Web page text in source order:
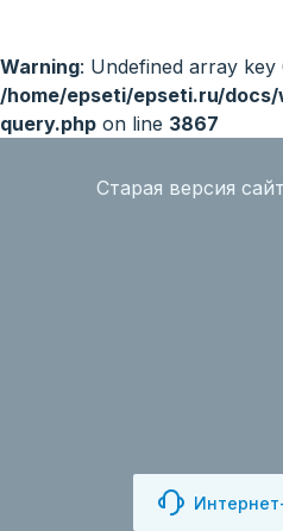
Warning: Undefined array key
/home/epseti/epseti.ru/
query.php on line 3867
Старая версия